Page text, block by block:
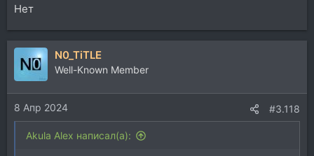
Нет
N0_TiTLE
Well-Known Member
8 Апр 2024 #3.118
Akula Alex написал(а):